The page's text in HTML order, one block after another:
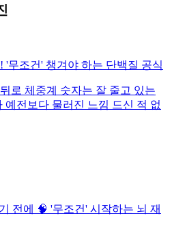
'무조건' 챙겨야 하는 단백질 공식
로 체중계 숫자는 잘 줄고 있는
전보다 물러진 느낌 드신 적 없
전에 🧠 '무조건' 시작하는 뇌 재